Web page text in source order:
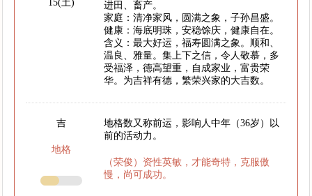
15(土)
进田、畜产。
家庭：清净家风，圆满之象，子孙昌盛。
健康：海底明珠，安稳馀庆，健康自在。
含义：最大好运，福寿圆满之象。顺和、
温良、雅量。集上下之信，令人敬慕，多
受福泽，德高望重，自成家业，富贵荣
华。为吉祥有德，繁荣兴家的大吉数。
吉
地格
地格数又称前运，影响人中年（36岁）以
前的活动力。
（荣俊）资性英敏，才能奇特，克服傲
慢，尚可成功。